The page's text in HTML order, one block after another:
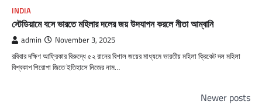
INDIA
স্টেডিয়ামে বসে ভারতে মহিলার দলের জয় উদযাপন করলে নীতা আম্বানি
admin November 3, 2025
রবিবার দক্ষিণ আফ্রিকার বিরুদ্ধে ৫২ রানের বিশাল জয়ের মাধ্যমে ভারতীয় মহিলা ক্রিকেট দল মহিলা
বিশ্বকাপ শিরোপা জিতে ইতিহাসে নিজের নাম…
Newer posts